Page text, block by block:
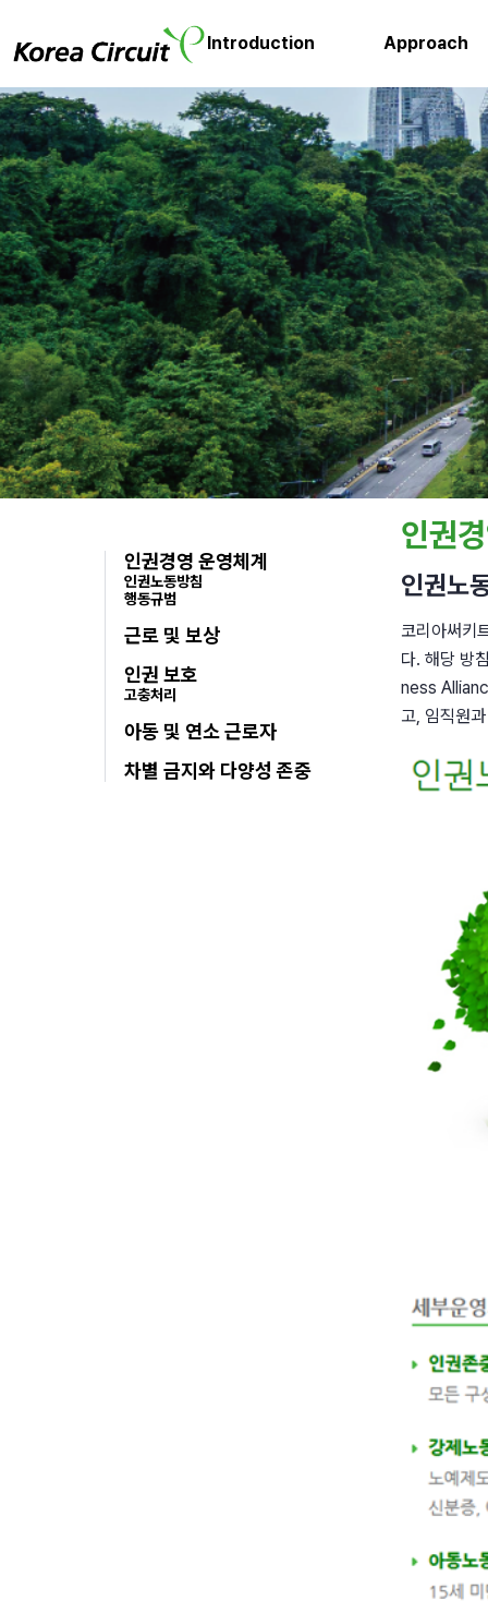
Introduction Approach
인권경영 운영체계
인권노동방침
행동규범
근로 및 보상
인권 보호
고충처리
아동 및 연소 근로자
차별 금지와 다양성 존중
인권
인권노
코리아써키
다. 해당 방
ness
고, 임직원